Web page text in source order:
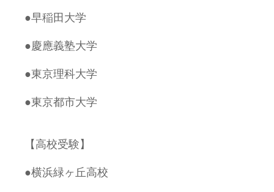
●早稲田大学
●慶應義塾大学
●東京理科大学
●東京都市大学
【高校受験】
●横浜緑ヶ丘高校